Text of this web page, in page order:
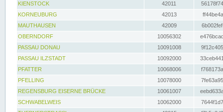
KIENSTOCK
42011
KORNEUBURG
42013
MAUTHAUSEN
42009
OBERNDORF
10056302
PASSAU DONAU
10091008
PASSAU ILZSTADT
10092000
PFATTER
10068006
PFELLING
10078000
REGENSBURG EISERNE BRÜCKE
10061007
SCHWABELWEIS
10062000